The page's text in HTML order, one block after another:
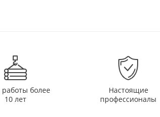
более
10 лет
Настоящие
профессионалы